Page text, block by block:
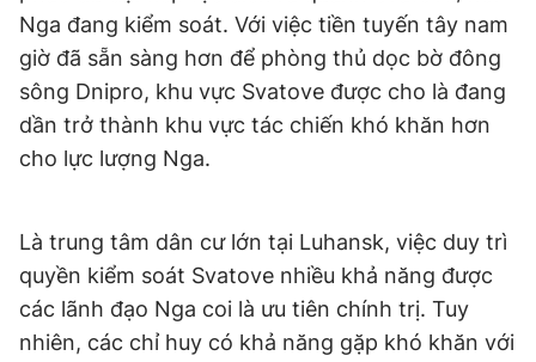
Giấy phép xuất bản số 110/GP - BTTTT cấp ngày 24.3.2020
© 2003-2026 Bản quyền thuộc về Báo Thanh Niên. Cấm sao
chép dưới mọi hình thức nếu không có sự chấp thuận bằng văn
bản. Phát triển bởi ePi Technologies, JSC.
Nga đang kiểm soát. Với việc tiền tuyến tây nam
giờ đã sẵn sàng hơn để phòng thủ dọc bờ đông
sông Dnipro, khu vực Svatove được cho là đang
dần trở thành khu vực tác chiến khó khăn hơn
cho lực lượng Nga.
Là trung tâm dân cư lớn tại Luhansk, việc duy trì
quyền kiểm soát Svatove nhiều khả năng được
các lãnh đạo Nga coi là ưu tiên chính trị. Tuy
nhiên, các chỉ huy có khả năng gặp khó khăn với